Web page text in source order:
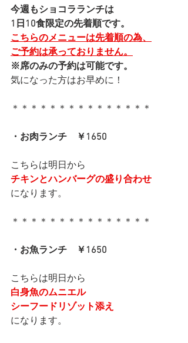
今週もショコラランチは
1日10食限定の先着順です。
こちらのメニューは先着順の為、
ご予約は承っておりません。
※席のみの予約は可能です。
気になった方はお早めに！
＊＊＊＊＊＊＊＊＊＊＊＊＊＊＊
・お肉ランチ　￥1650
こちらは明日から
チキンとハンバーグの盛り合わせ
になります。
＊＊＊＊＊＊＊＊＊＊＊＊＊＊＊
・お魚ランチ　￥1650
こちらは明日から
白身魚のムニエル
シーフードリゾット添え
になります。